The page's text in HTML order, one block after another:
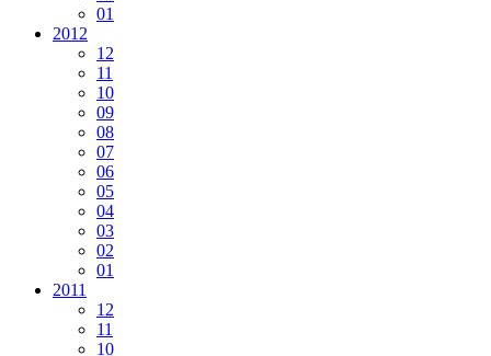
01
2012
12
11
10
09
08
07
06
05
04
03
02
01
2011
12
11
10